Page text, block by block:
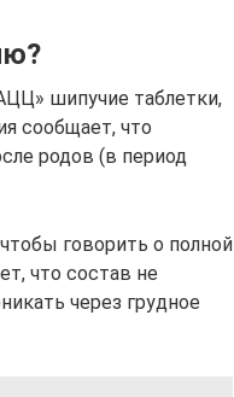
шипучие таблетки,
сообщает, что
родов (в период
говорить о полной
что состав не
через грудное